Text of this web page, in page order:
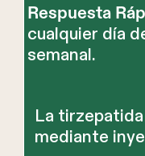
Respuesta
cualquier día
semanal.
La
mediante